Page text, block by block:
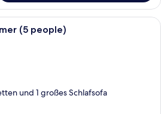
Ein modernes Wohnzimmer mit
(5 people)
und 1 großes Schlafsofa